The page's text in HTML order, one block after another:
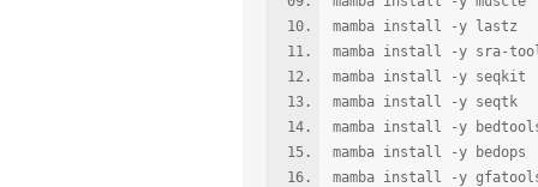
mamba install -y lastz
mamba install -y sra-
mamba install -y seqkit
mamba install -y seqtk
mamba install -y
mamba install -y bedops
mamba install -y